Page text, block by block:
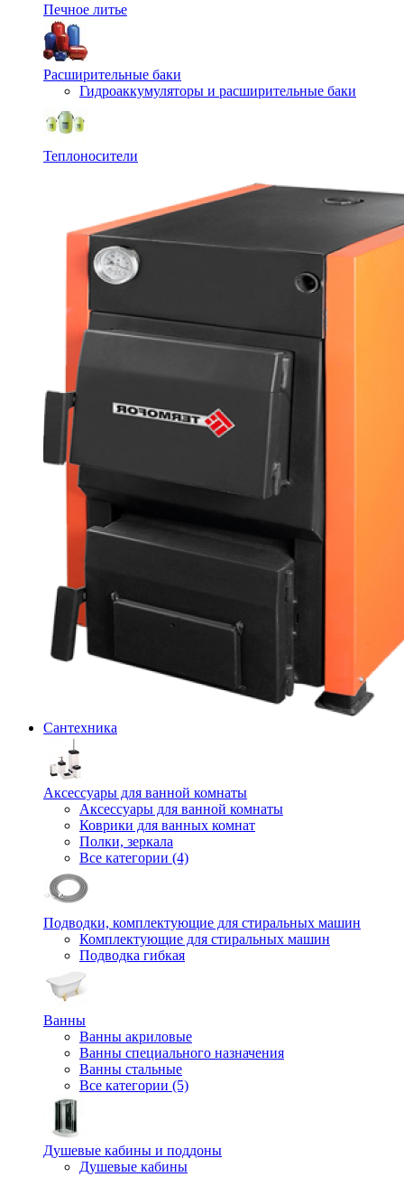
Печное литье
Расширительные баки
Гидроаккумуляторы и расширительные баки
Теплоносители
Сантехника
Аксессуары для ванной комнаты
Аксессуары для ванной комнаты
Коврики для ванных комнат
Полки, зеркала
Все категории (4)
Подводки, комплектующие для стиральных машин
Комплектующие для стиральных машин
Подводка гибкая
Ванны
Ванны акриловые
Ванны специального назначения
Ванны стальные
Все категории (5)
Душевые кабины и поддоны
Душевые кабины